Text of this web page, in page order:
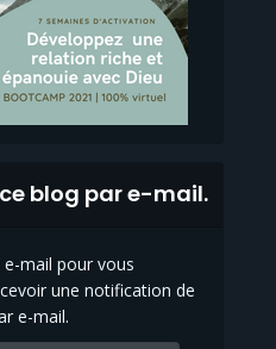
blog par e-mail.
mail pour vous
une notification de
e-mail.